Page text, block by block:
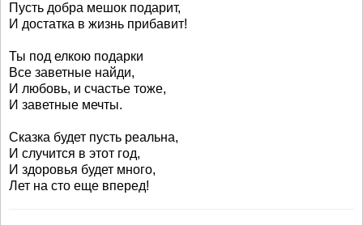
Пусть добра мешок подарит,
И достатка в жизнь прибавит!
Ты под елкою подарки
Все заветные найди,
И любовь, и счастье тоже,
И заветные мечты.
Сказка будет пусть реальна,
И случится в этот год,
И здоровья будет много,
Лет на сто еще вперед!